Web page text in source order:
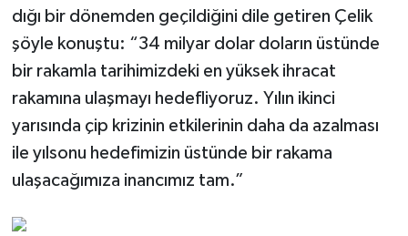
dığı bir dönemden geçildiğini dile getiren Çelik
şöyle konuştu: “34 milyar dolar doların üstünde
bir rakamla tarihimizdeki en yüksek ihracat
rakamına ulaşmayı he­defliyoruz. Yılın ikinci
yarısında çip krizinin etkilerinin daha da azalması
ile yılsonu hedefimizin üstünde bir rakama
ulaşacağı­mıza inancımız tam.”